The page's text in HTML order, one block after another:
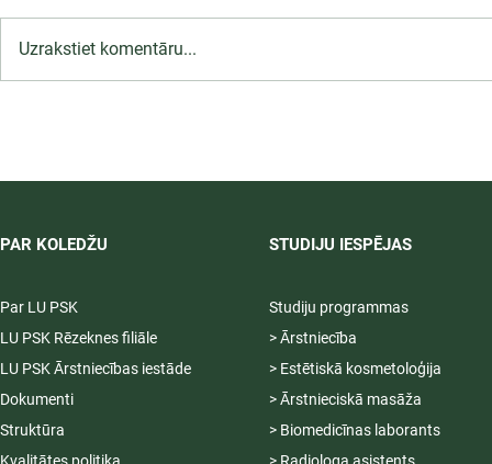
12.09.2026.
Uzrakstiet komentāru...
PAR KOLEDŽU
Par LU PSK
LU PSK Rēzeknes filiāle
LU PSK Ārstniecības iestāde
Dokumenti
Struktūra
STUDIJU IESPĒJAS
Studiju programmas
> Ārstniecība
> Estētiskā kosmetoloģija
> Ārstnieciskā masāža
> Biomedicīnas laborants